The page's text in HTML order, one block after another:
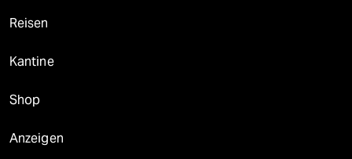
Reisen
Kantine
Shop
Anzeigen